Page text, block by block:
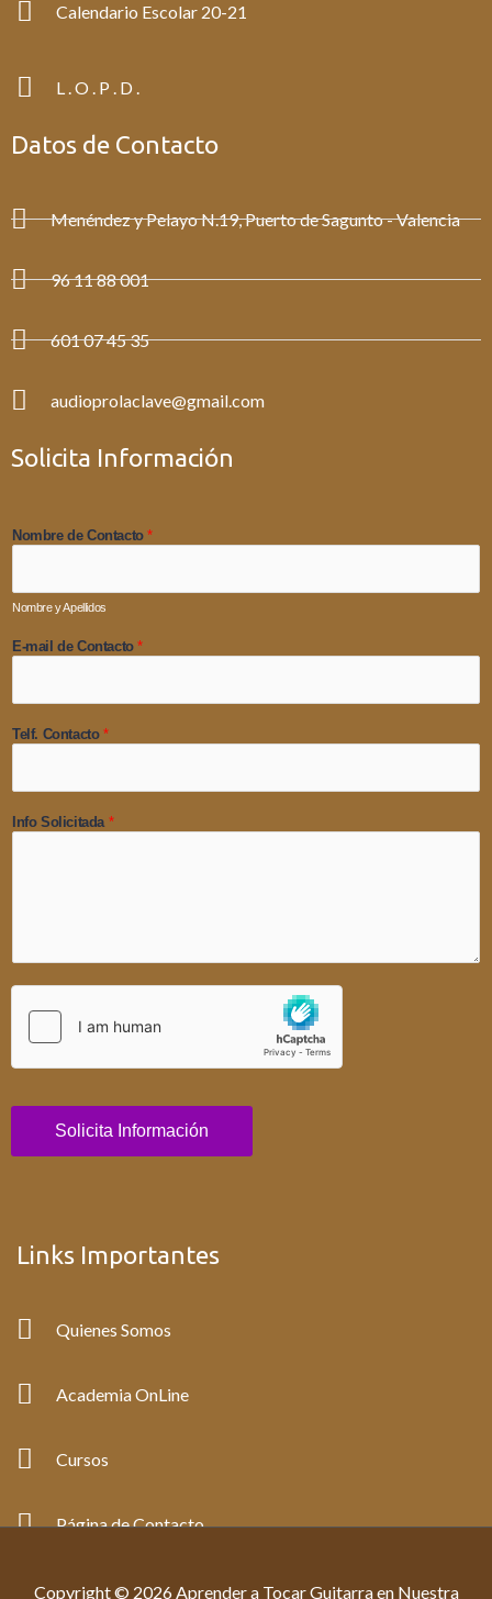
Calendario Escolar 20-21
L . O . P . D .
Datos de Contacto
Menéndez y Pelayo N.19, Puerto de Sagunto - Valencia
96 11 88 001
601 07 45 35
audioprolaclave@gmail.com
Solicita Información
Nombre de Contacto*
Nombre y Apellidos
E-mail de Contacto*
Telf. Contacto *
Info Solicitada *
Solicita Información
Links Importantes
Quienes Somos
Academia OnLine
Cursos
Página de Contacto
Copyright © 2026 Aprender a Tocar Guitarra en Nuestra